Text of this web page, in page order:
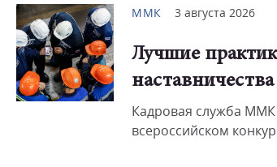
ММК 3 августа 2026
Лучшие
наставничества
Кадровая служба
всероссийском